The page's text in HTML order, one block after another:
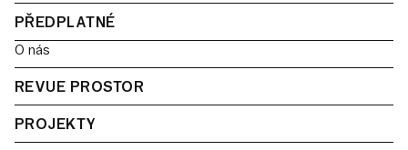
PŘEDPLATNÉ
O nás
REVUE PROSTOR
PROJEKTY